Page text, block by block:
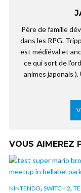
Père de famille
dans les RPG.
est médiéval et
ce qui sort de
animes japonais
VOUS AIMEREZ
NINTENDO, SWITCH 2,